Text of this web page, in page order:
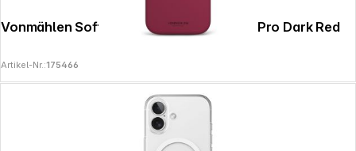
Vonmählen Soft Silicone Case iPhone 17 Pro Dark Red
Artikel-Nr.:175466